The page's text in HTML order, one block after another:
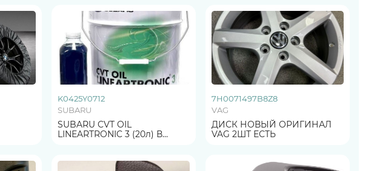
K0425Y0712
SUBARU
SUBARU CVT OIL
LINEARTRONIC 3 (20л) В
7H0071497B8Z8
VAG
ДИСК НОВЫЙ ОРИГИНАЛ
VAG 2ШТ ЕСТЬ